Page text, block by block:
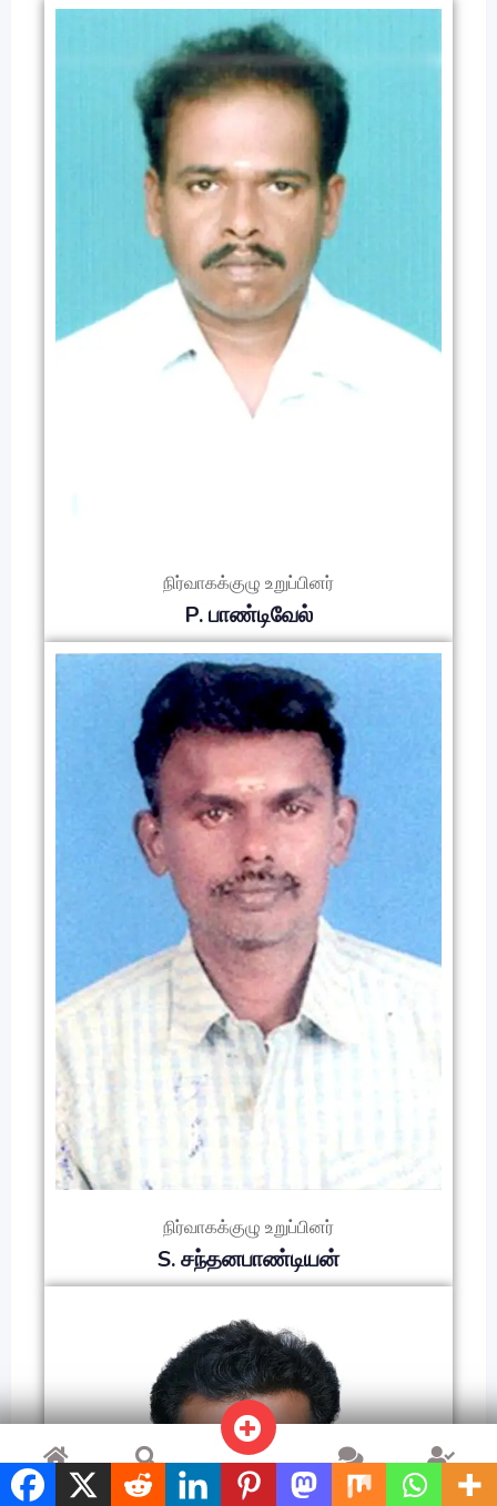
நிர்வாகக்குழு உறுப்பினர்
P. பாண்டிவேல்
நிர்வாகக்குழு உறுப்பினர்
S. சந்தனபாண்டியன்
முகப்பு தேடு
விளம்பரம்
அரட்டை சுயவிவரம்